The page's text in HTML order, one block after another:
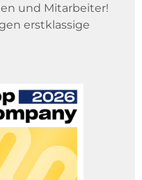
und Mitarbeiter!
erstklassige